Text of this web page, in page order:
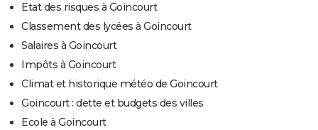
Etat des risques à Goincourt
Classement des lycées à Goincourt
Salaires à Goincourt
Impôts à Goincourt
Climat et historique météo de Goincourt
Goincourt : dette et budgets des villes
Ecole à Goincourt